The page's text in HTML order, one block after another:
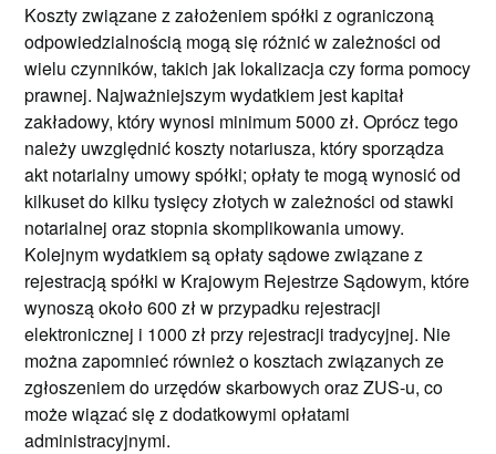
Koszty związane z założeniem spółki z ograniczoną
odpowiedzialnością mogą się różnić w zależności od
wielu czynników, takich jak lokalizacja czy forma pomocy
prawnej. Najważniejszym wydatkiem jest kapitał
zakładowy, który wynosi minimum 5000 zł. Oprócz tego
należy uwzględnić koszty notariusza, który sporządza
akt notarialny umowy spółki; opłaty te mogą wynosić od
kilkuset do kilku tysięcy złotych w zależności od stawki
notarialnej oraz stopnia skomplikowania umowy.
Kolejnym wydatkiem są opłaty sądowe związane z
rejestracją spółki w Krajowym Rejestrze Sądowym, które
wynoszą około 600 zł w przypadku rejestracji
elektronicznej i 1000 zł przy rejestracji tradycyjnej. Nie
można zapomnieć również o kosztach związanych ze
zgłoszeniem do urzędów skarbowych oraz ZUS-u, co
może wiązać się z dodatkowymi opłatami
administracyjnymi.